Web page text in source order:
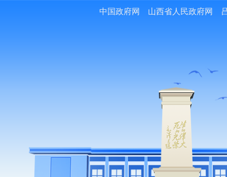
中国政府网 山西省人民政府网